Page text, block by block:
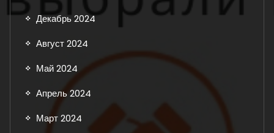
Декабрь 2024
Август 2024
Май 2024
Апрель 2024
Март 2024